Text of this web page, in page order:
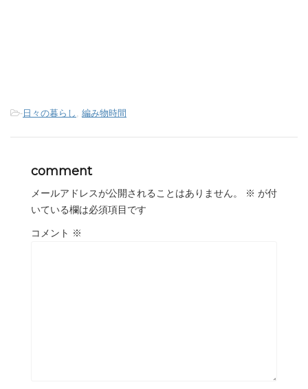
-日々の暮らし 編み物時間
comment
メールアドレスが公開されることはありません。 ※ が付
いている欄は必須項目です
コメント ※